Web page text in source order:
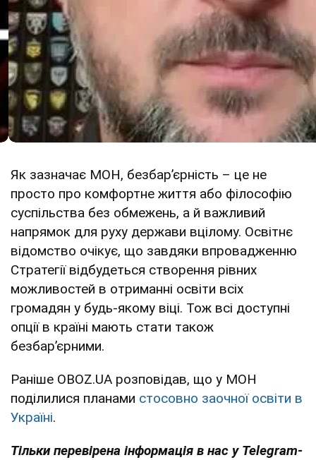
Як зазначає МОН, безбар’єрність – це не
просто про комфортне життя або філософію
суспільства без обмежень, а й важливий
напрямок для руху держави вцілому. Освітнє
відомство очікує, що завдяки впровадженню
Стратегії відбудеться створення рівних
можливостей в отриманні освіти всіх
громадян у будь-якому віці. Тож всі доступні
опції в країні мають стати також
безбарʼєрними.
Раніше OBOZ.UA розповідав, що у МОН
поділилися планами стосовно заочної освіти в
Україні.
Тільки перевірена інформація в нас у Telegram-